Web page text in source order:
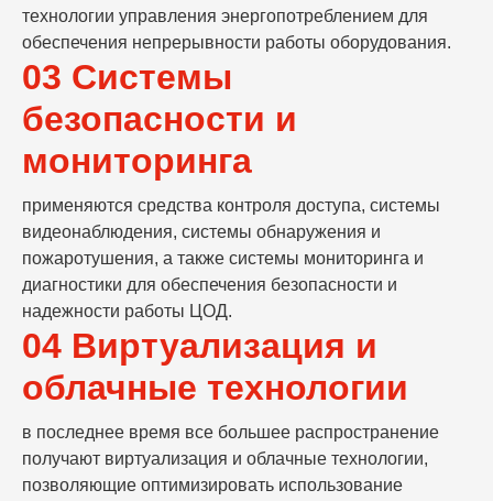
технологии управления энергопотреблением для
обеспечения непрерывности работы оборудования.
03 Системы
безопасности и
мониторинга
применяются средства контроля доступа, системы
видеонаблюдения, системы обнаружения и
пожаротушения, а также системы мониторинга и
диагностики для обеспечения безопасности и
надежности работы ЦОД.
04 Виртуализация и
облачные технологии
в последнее время все большее распространение
получают виртуализация и облачные технологии,
позволяющие оптимизировать использование